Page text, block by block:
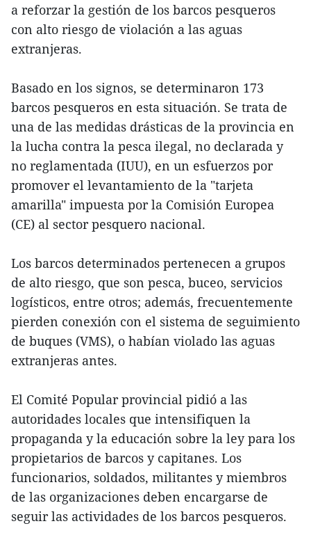
a reforzar la gestión de los barcos pesqueros
con alto riesgo de violación a las aguas
extranjeras.
Basado en los signos, se determinaron 173
barcos pesqueros en esta situación. Se trata de
una de las medidas drásticas de la provincia en
la lucha contra la pesca ilegal, no declarada y
no reglamentada (IUU), en un esfuerzos por
promover el levantamiento de la "tarjeta
amarilla" impuesta por la Comisión Europea
(CE) al sector pesquero nacional.
Los barcos determinados pertenecen a grupos
de alto riesgo, que son pesca, buceo, servicios
logísticos, entre otros; además, frecuentemente
pierden conexión con el sistema de seguimiento
de buques (VMS), o habían violado las aguas
extranjeras antes.
El Comité Popular provincial pidió a las
autoridades locales que intensifiquen la
propaganda y la educación sobre la ley para los
propietarios de barcos y capitanes. Los
funcionarios, soldados, militantes y miembros
de las organizaciones deben encargarse de
seguir las actividades de los barcos pesqueros.